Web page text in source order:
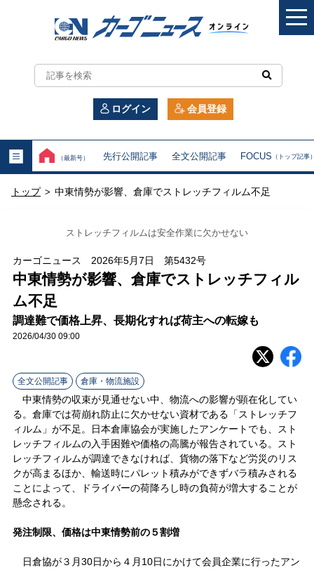
カ
ー
ニ
ュ
ス
オ
ラ
ン
ログイン 会員登録
（最新号） 先行公開記事 全文公開記事 FOCUS （トップ記事
トップ > 中東情勢が影響、倉庫でストレッチフィルム不足
ストレッチフィルムは安全作業に欠かせない
カーゴニュース 2026年5月7日 第5432号
中東情勢が影響、倉庫でストレッチフィル
ム不足
調達難で価格上昇、長期化すれば荷主への転嫁も
2026/04/30 09:00
全文公開記事 倉庫・物流施設
中東情勢の収束が見通せない中、物流への影響が顕在化してい
る。倉庫では荷崩れ防止に欠かせない資材である「ストレッチフ
ィルム」が不足。日本倉庫協会が実施したアンケートでも、スト
レッチフィルムの入手困難や価格の高騰が報告されている。スト
レッチフィルムが調達できなければ、貨物の落下など労災のリス
クが高まるほか、輸送時にパレット積みができずバラ積みされる
ことによって、ドライバーの荷降ろし時の負荷が増大することが
懸念される。
発注制限、価格は中東情勢前の５割増
日倉協が３月30日から４月10日にかけて会員企業に行ったアン